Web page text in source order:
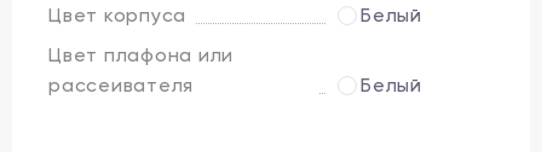
Цвет корпуса
Белый
Цвет плафона или
рассеивателя
Белый